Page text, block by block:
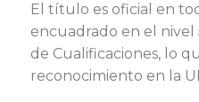
El título es oficial en
encuadrado en el
de Cualificaciones, lo
reconocimiento en la